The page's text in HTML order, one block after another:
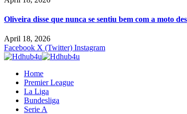
Oliveira disse que nunca se sentiu bem com a moto
April 18, 2026
Facebook X (Twitter) Instagram
Home
Premier League
La Liga
Bundesliga
Serie A